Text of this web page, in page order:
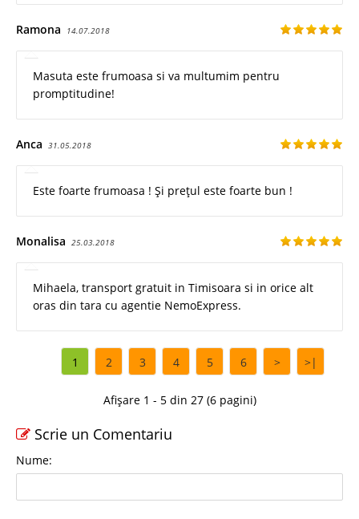
Ramona 14.07.2018
Masuta este frumoasa si va multumim pentru
promptitudine!
Anca 31.05.2018
Este foarte frumoasa ! Și prețul este foarte bun !
Monalisa 25.03.2018
Mihaela, transport gratuit in Timisoara si in orice alt
oras din tara cu agentie NemoExpress.
1 2 3 4 5 6 > >|
Afișare 1 - 5 din 27 (6 pagini)
Scrie un Comentariu
Nume: